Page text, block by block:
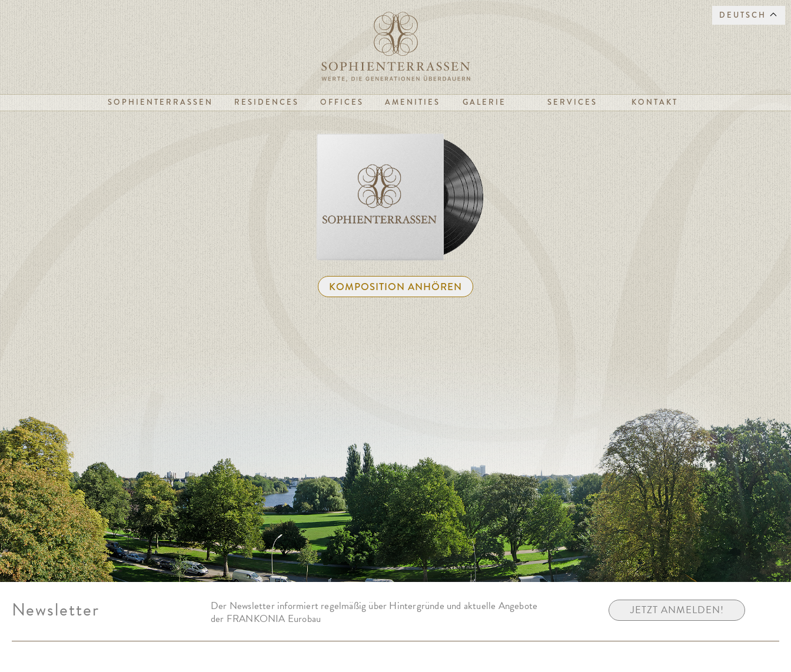
SOPHIENTERRASSEN RESIDENCES OFFICES AMENITIES GALERIE SERVICES KONTAKT
DEUTSCH
KOMPOSITION ANHÖREN
Newsletter
Der Newsletter informiert regelmäßig über Hintergründe und aktuelle Angebote
der FRANKONIA Eurobau
JETZT ANMELDEN!